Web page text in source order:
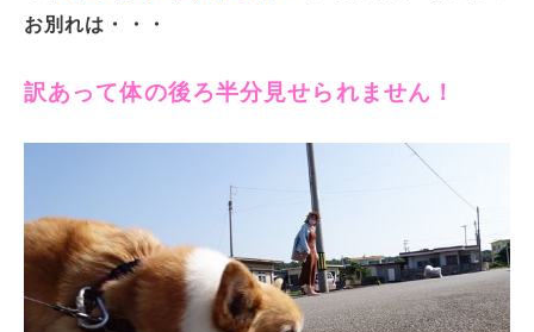
お別れは・・・
訳あって体の後ろ半分見せられません！